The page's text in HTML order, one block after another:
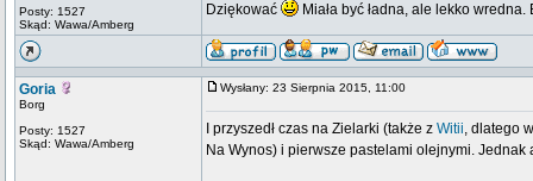
Posty: 1527
Skąd: Wawa/Amberg
Dziękować Miała być ładna, ale lekko
Goria
Borg
Posty: 1527
Skąd: Wawa/Amberg
Wysłany: 23 Sierpnia 2015, 11:00
I przyszedł czas na Zielarki (także z Witii, dlatego
Na Wynos) i pierwsze pastelami olejnymi. Jednak